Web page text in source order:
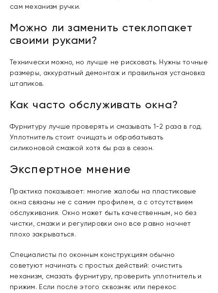
сам механизм ручки.
Можно ли заменить стеклопакет
своими руками?
Технически можно, но лучше не рисковать. Нужны точные
размеры, аккуратный демонтаж и правильная установка
штапиков.
Как часто обслуживать окна?
Фурнитуру лучше проверять и смазывать 1-2 раза в год.
Уплотнитель стоит очищать и обрабатывать
силиконовой смазкой хотя бы раз в сезон.
Экспертное мнение
Практика показывает: многие жалобы на пластиковые
окна связаны не с самим профилем, а с отсутствием
обслуживания. Окно может быть качественным, но без
чистки, смазки и регулировки оно все равно начнет
плохо закрываться.
Специалисты по оконным конструкциям обычно
советуют начинать с простых действий: очистить
механизм, смазать фурнитуру, проверить уплотнитель и
прижим. Если после этого сквозняк или перекос